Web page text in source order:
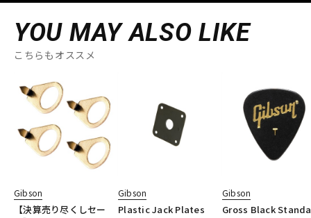
YOU MAY ALSO LIKE
こちらもオススメ
Gibson
【決算売り尽くしセー
Gibson
Plastic Jack Plates
Gibson
Gross Black